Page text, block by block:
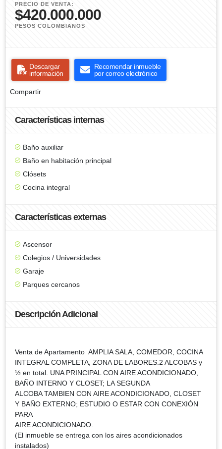
PRECIO DE VENTA:
$420.000.000
PESOS COLOMBIANOS
Descargar
información
Recomendar inmueble
por correo electrónico
Compartir
Características internas
Baño auxiliar
Baño en habitación principal
Clósets
Cocina integral
Características externas
Ascensor
Colegios / Universidades
Garaje
Parques cercanos
Descripción Adicional
Venta de Apartamento AMPLIA SALA, COMEDOR, COCINA
INTEGRAL COMPLETA, ZONA DE LABORES.2 ALCOBAS y
½ en total. UNA PRINCIPAL CON AIRE ACONDICIONADO,
BAÑO INTERNO Y CLOSET; LA SEGUNDA
ALCOBA TAMBIEN CON AIRE ACONDICIONADO, CLOSET
Y BAÑO EXTERNO; ESTUDIO O ESTAR CON CONEXIÓN
PARA
AIRE ACONDICIONADO.
(El inmueble se entrega con los aires acondicionados
instalados)